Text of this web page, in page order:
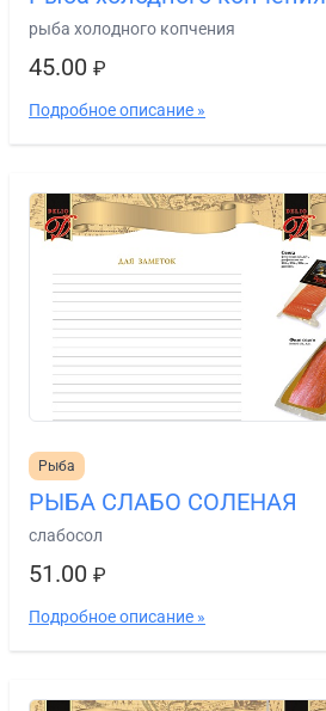
рыба холодного копчения
45.00 ₽
Подробное описание »
Рыба
РЫБА СЛАБО СОЛЕНАЯ
слабосол
51.00 ₽
Подробное описание »